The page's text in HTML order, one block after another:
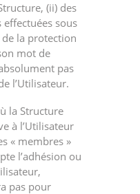
(ii) des
effectuées sous
de la protection
mot de
pas
l’Utilisateur.
la Structure
à l’Utilisateur
« membres »
l’adhésion ou
pas pour